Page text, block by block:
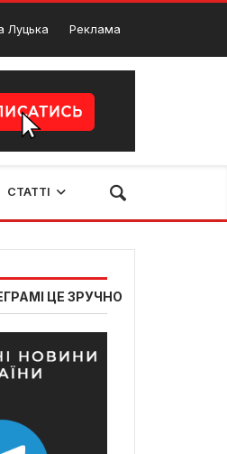
місця та маршрути поблизу
Луцька Реклама
СТАТТІ
ЦЕ ЗРУЧНО